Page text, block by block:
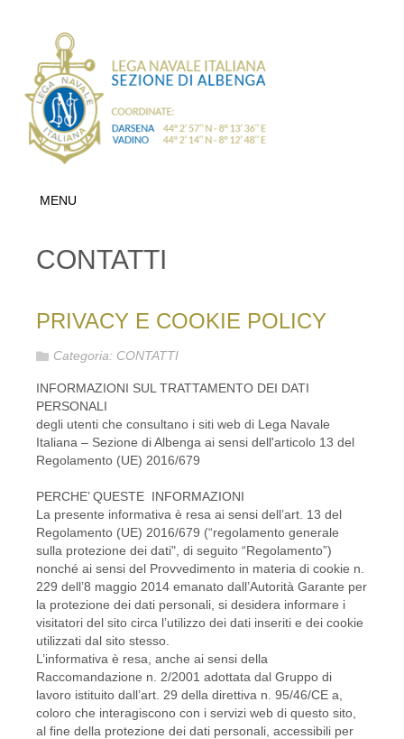
MENU
CONTATTI
PRIVACY E COOKIE POLICY
Categoria: CONTATTI
INFORMAZIONI SUL TRATTAMENTO DEI DATI
PERSONALI
degli utenti che consultano i siti web di Lega Navale
Italiana – Sezione di Albenga ai sensi dell'articolo 13 del
Regolamento (UE) 2016/679
PERCHE’ QUESTE INFORMAZIONI
La presente informativa è resa ai sensi dell’art. 13 del
Regolamento (UE) 2016/679 (“regolamento generale
sulla protezione dei dati", di seguito “Regolamento”)
nonché ai sensi del Provvedimento in materia di cookie n.
229 dell’8 maggio 2014 emanato dall’Autorità Garante per
la protezione dei dati personali, si desidera informare i
visitatori del sito circa l’utilizzo dei dati inseriti e dei cookie
utilizzati dal sito stesso.
L’informativa è resa, anche ai sensi della
Raccomandazione n. 2/2001 adottata dal Gruppo di
lavoro istituito dall’art. 29 della direttiva n. 95/46/CE a,
coloro che interagiscono con i servizi web di questo sito,
al fine della protezione dei dati personali, accessibili per